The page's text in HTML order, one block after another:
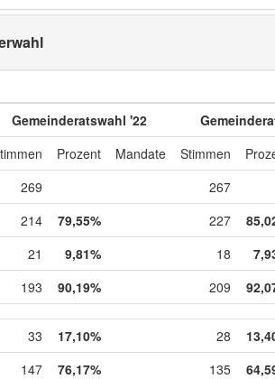
Gemeinderatswahl '22
Prozent Mandate Stimmen
269
267
214 79,55% 227
21 9,81% 18
193 90,19% 209
33 17,10% 28
147 76,17% 135